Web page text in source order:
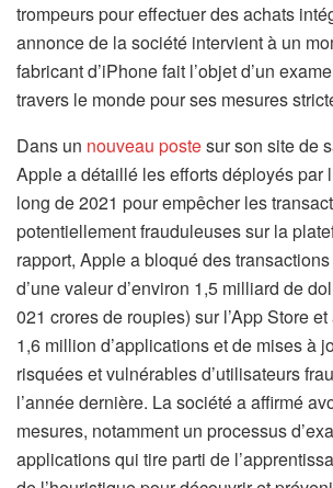
trompeurs pour effectuer des achats
annonce de la société intervient à un
fabricant d’iPhone fait l’objet d’un
travers le monde pour ses mesures
Dans un nouveau postesur son site de
Apple a détaillé les efforts déployés par
long de 2021 pour empêcher les
potentiellement frauduleuses sur la
rapport, Apple a bloqué des
d’une valeur d’environ 1,5 milliard de
021 crores de roupies) sur l’App Store
1,6 million d’applications et de mises à
risquées et vulnérables d’utilisateurs
l’année dernière. La société a affirmé
mesures, notamment un processus
applications qui tire parti de